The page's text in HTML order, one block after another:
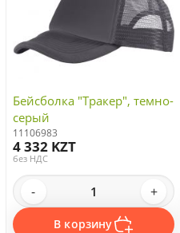
Бейсболка "Тракер", темно-
серый
11106983
4 332 KZT
без НДС
- +
В корзину